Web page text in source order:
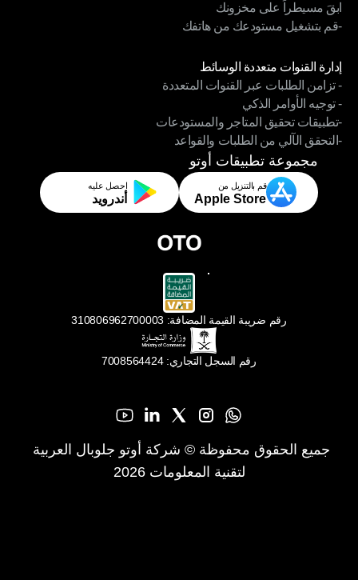
– تغليف وشحن سريع ودقيق
ابقَ مسيطراً على مخزونك
ابقَ مسيطراً على مخزونك
-قم بتشغيل مستودعك من هاتفك
إدارة القنوات متعددة الوسائط
إدارة القنوات متعددة الوسائط
- تزامن الطلبات عبر القنوات المتعددة
- تزامن الطلبات عبر القنوات المتعددة
- توجيه الأوامر الذكي
- توجيه الأوامر الذكي
-تطبيقات تحقيق المتاجر والمستودعات
-تطبيقات تحقيق المتاجر والمستودعات
-التحقق الآلي من الطلبات والقواعد
-التحقق الآلي من الطلبات والقواعد
مجموعة تطبيقات أوتو
قم بالتنزيل من
Apple Store
احصل عليه
أندرويد
رقم ضريبة القيمة المضافة: 310806962700003
رقم السجل التجاري: 7008564424
لتقنية المعلومات 2026